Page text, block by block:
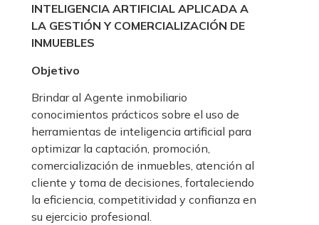
INTELIGENCIA ARTIFICIAL APLICADA A
LA GESTIÓN Y COMERCIALIZACIÓN DE
INMUEBLES
Objetivo
Brindar al Agente inmobiliario
conocimientos prácticos sobre el uso de
herramientas de inteligencia artificial para
optimizar la captación, promoción,
comercialización de inmuebles, atención al
cliente y toma de decisiones, fortaleciendo
la eficiencia, competitividad y confianza en
su ejercicio profesional.